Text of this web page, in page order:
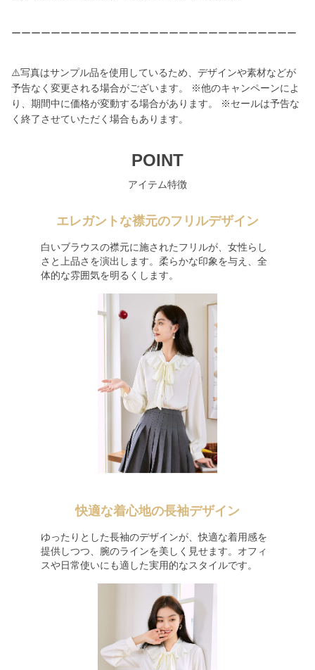
ーーーーーーーーーーーーーーーーーーーーーーーーーーーーー
⚠️写真はサンプル品を使用しているため、デザインや素材などが
予告なく変更される場合がございます。 ※他のキャンペーンによ
り、期間中に価格が変動する場合があります。 ※セールは予告な
く終了させていただく場合もあります。
POINT
アイテム特徴
エレガントな襟元のフリルデザイン
白いブラウスの襟元に施されたフリルが、女性らし
さと上品さを演出します。柔らかな印象を与え、全
体的な雰囲気を明るくします。
快適な着心地の長袖デザイン
ゆったりとした長袖のデザインが、快適な着用感を
提供しつつ、腕のラインを美しく見せます。オフィ
スや日常使いにも適した実用的なスタイルです。